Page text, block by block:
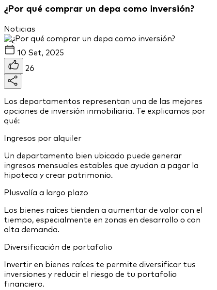
¿Por qué comprar un depa como inversión?
Noticias
10 Set, 2025
26
Los departamentos representan una de las mejores
opciones de inversión inmobiliaria. Te explicamos por
qué:
Ingresos por alquiler
Un departamento bien ubicado puede generar
ingresos mensuales estables que ayudan a pagar la
hipoteca y crear patrimonio.
Plusvalía a largo plazo
Los bienes raíces tienden a aumentar de valor con el
tiempo, especialmente en zonas en desarrollo o con
alta demanda.
Diversificación de portafolio
Invertir en bienes raíces te permite diversificar tus
inversiones y reducir el riesgo de tu portafolio
financiero.